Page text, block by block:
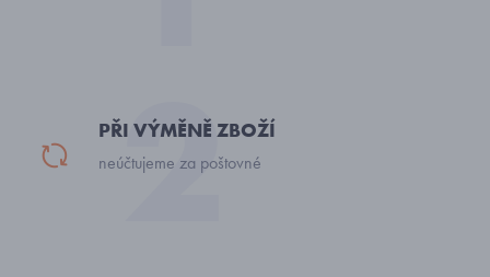
PŘI VÝMĚNĚ ZBOŽÍ
neúčtujeme za poštovné